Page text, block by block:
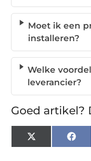
Moet ik een
installeren?
Welke
leverancier?
Goed artikel?
X
(Twitter)